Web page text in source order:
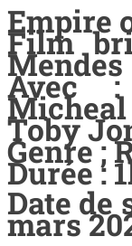
Empire
Film
Mendes
Avec :
Toby
Genre ;
Durée :
Date de
mars